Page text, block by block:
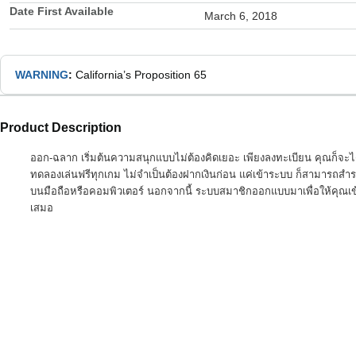
Date First Available March 6, 2018
WARNING: California’s Proposition 65
Product Description
ออก-ฉลาก เริ่มต้นความสนุกแบบไม่ต้องคิดเยอะ เพียงลงทะเบียน คุณก็จ
ทดลองเล่นฟรีทุกเกม ไม่จำเป็นต้องฝากเงินก่อน แค่เข้าระบบ ก็สามารถ
บนมือถือหรือคอมพิวเตอร์ นอกจากนี้ ระบบสมาชิกออกแบบมาเพื่อให้คุณ
เสมอ